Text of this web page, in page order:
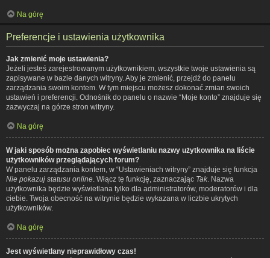
Na górę
Preferencje i ustawienia użytkownika
Jak zmienić moje ustawienia?
Jeżeli jesteś zarejestrowanym użytkownikiem, wszystkie twoje ustawienia są
zapisywane w bazie danych witryny. Aby je zmienić, przejdź do panelu
zarządzania swoim kontem. W tym miejscu możesz dokonać zmian swoich
ustawień i preferencji. Odnośnik do panelu o nazwie “Moje konto” znajduje się
zazwyczaj na górze stron witryny.
Na górę
W jaki sposób można zapobiec wyświetlaniu nazwy użytkownika na liście
użytkowników przeglądających forum?
W panelu zarządzania kontem, w “Ustawieniach witryny” znajduje się funkcja
Nie pokazuj statusu online . Włącz tę funkcję, zaznaczając Tak . Nazwa
użytkownika będzie wyświetlana tylko dla administratorów, moderatorów i dla
ciebie. Twoja obecność na witrynie będzie wykazana w liczbie ukrytych
użytkowników.
Na górę
Jest wyświetlany nieprawidłowy czas!